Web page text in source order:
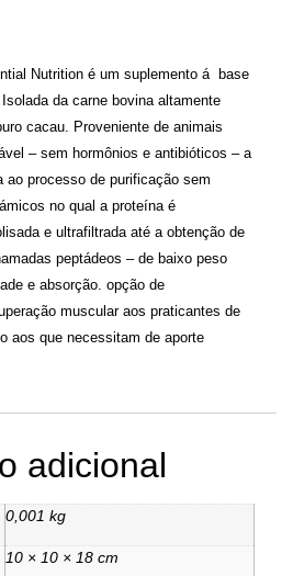
Nutrition é um suplemento á base
da carne bovina altamente
cacau. Proveniente de animais
– sem hormônios e antibióticos – a
ao processo de purificação sem
no qual a proteína é
e ultrafiltrada até a obtenção de
peptá­deos – de baixo peso
e absorção. opção de
muscular aos praticantes de
aos que necessitam de aporte
adicional
0,001 kg
10 × 10 × 18 cm